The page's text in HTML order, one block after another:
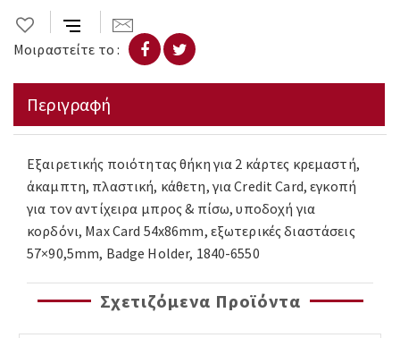
Μοιραστείτε το :
Περιγραφή
Εξαιρετικής ποιότητας θήκη για 2 κάρτες κρεμαστή,
άκαμπτη, πλαστική, κάθετη, για Credit Card, εγκοπή
για τον αντίχειρα μπρος & πίσω, υποδοχή για
κορδόνι, Max Card 54x86mm, εξωτερικές διαστάσεις
57×90,5mm, Badge Holder, 1840-6550
Σχετιζόμενα Προϊόντα